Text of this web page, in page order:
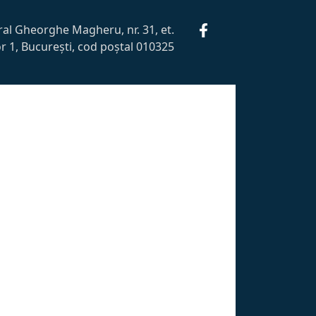
Gheorghe Magheru, nr. 31, et.
1, București, cod poștal 010325